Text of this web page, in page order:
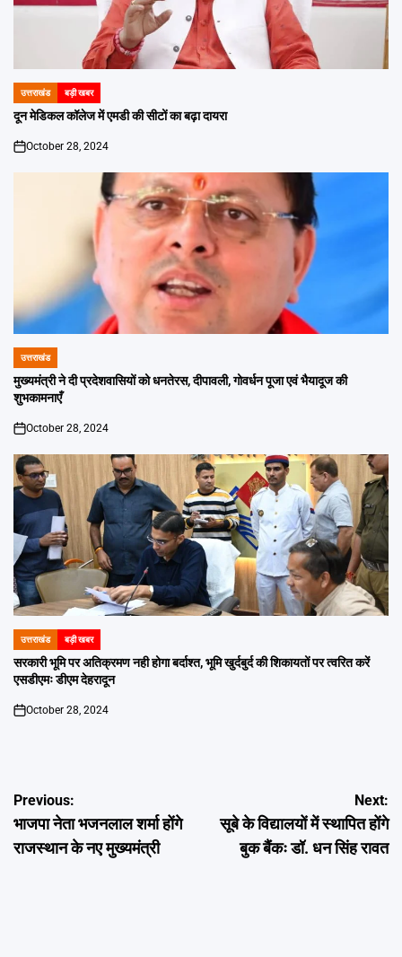
POSTED
IN
उत्तराखंड बड़ी खबर
दून मेडिकल कॉलेज में एमडी की सीटों का बढ़ा दायरा
on
October 28, 2024
POSTED
IN
उत्तराखंड
मुख्यमंत्री ने दी प्रदेशवासियों को धनतेरस, दीपावली, गोवर्धन पूजा एवं भैयादूज की
शुभकामनाएँ
on
October 28, 2024
POSTED
IN
उत्तराखंड बड़ी खबर
सरकारी भूमि पर अतिक्रमण नही होगा बर्दाश्त, भूमि खुर्दबुर्द की शिकायतों पर त्वरित करें
एसडीएमः डीएम देहरादून
on
October 28, 2024
Post
navigation
Previous:
भाजपा नेता भजनलाल शर्मा होंगे
राजस्थान के नए मुख्यमंत्री
Next:
सूबे के विद्यालयों में स्थापित होंगे
बुक बैंकः डॉ. धन सिंह रावत